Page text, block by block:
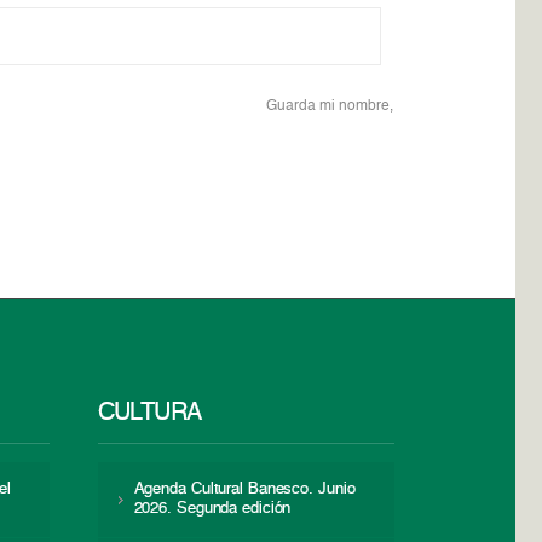
Guarda mi nombre,
CULTURA
Agenda Cultural Banesco. Junio
2026. Segunda edición